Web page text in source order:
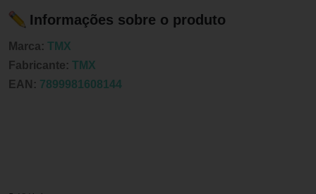
Informações sobre o produto
Marca: TMX
Fabricante: TMX
EAN: 7899981608144